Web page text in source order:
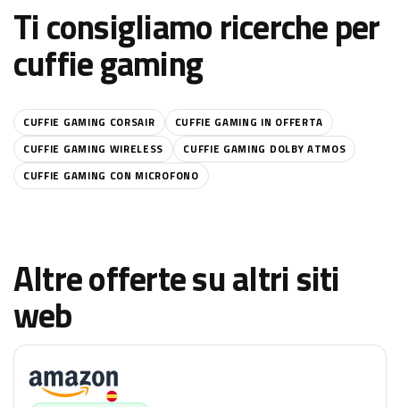
Ti consigliamo ricerche per
cuffie gaming
CUFFIE GAMING CORSAIR
CUFFIE GAMING IN OFFERTA
CUFFIE GAMING WIRELESS
CUFFIE GAMING DOLBY ATMOS
CUFFIE GAMING CON MICROFONO
Altre offerte su altri siti
web